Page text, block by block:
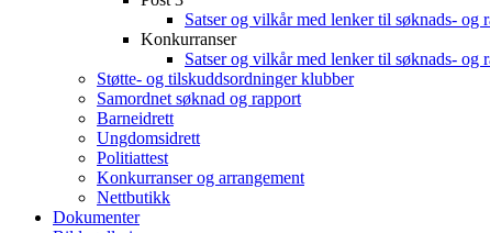
Satser og vilkår med lenker til søknads- og
Konkurranser
Satser og vilkår med lenker til søknads- og
Støtte- og tilskuddsordninger klubber
Samordnet søknad og rapport
Barneidrett
Ungdomsidrett
Politiattest
Konkurranser og arrangement
Nettbutikk
Dokumenter